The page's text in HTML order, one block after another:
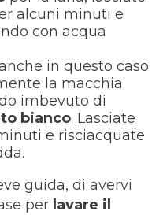
alcuni minuti e
con acqua
in questo caso
la macchia
imbevuto di
bianco. Lasciate
e risciacquate
guida, di avervi
per lavare il